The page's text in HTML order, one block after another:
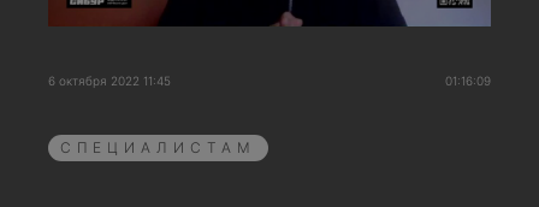
6 октября 2022 11:45 01:16:09
СПЕЦИАЛИСТАМ